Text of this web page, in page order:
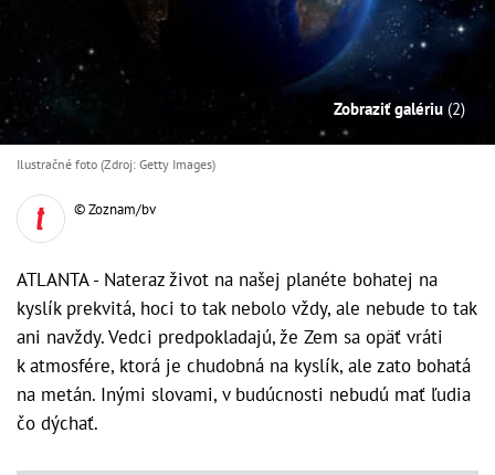
Zobraziť galériu (2)
Ilustračné foto (Zdroj: Getty Images)
© Zoznam/bv
ATLANTA - Nateraz život na našej planéte bohatej na
kyslík prekvitá, hoci to tak nebolo vždy, ale nebude to tak
ani navždy. Vedci predpokladajú, že Zem sa opäť vráti
k atmosfére, ktorá je chudobná na kyslík, ale zato bohatá
na metán. Inými slovami, v budúcnosti nebudú mať ľudia
čo dýchať.